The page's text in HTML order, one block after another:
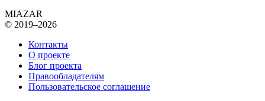
MIAZAR
© 2019–2026
Контакты
О проекте
Блог проекта
Правообладателям
Пользовательское соглашение